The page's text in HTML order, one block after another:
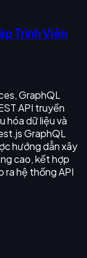
Trình Viên
GraphQL
API truyền
hóa dữ liệu và
GraphQL
hướng dẫn xây
cao, kết hợp
ra hệ thống API